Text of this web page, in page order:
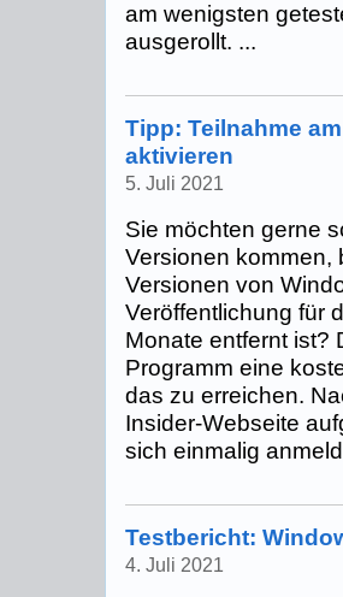
am wenigsten
ausgerollt. ...
Tipp: Teilnahme
aktivieren
5. Juli 2021
Sie möchten gerne
Versionen kommen,
Versionen von
Veröffentlichung für
Monate entfernt ist?
Programm eine
das zu erreichen.
Insider-Webseite
sich einmalig
Testbericht:
4. Juli 2021